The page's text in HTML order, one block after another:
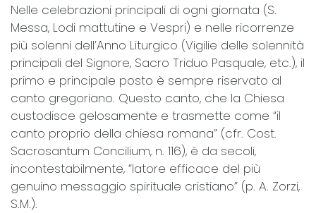
Nelle celebrazioni principali di ogni giornata (S.
Messa, Lodi mattutine e Vespri) e nelle ricorrenze
più solenni dell’Anno Liturgico (Vigilie delle solennità
principali del Signore, Sacro Triduo Pasquale, etc.), il
primo e principale posto è sempre riservato al
canto gregoriano. Questo canto, che la Chiesa
custodisce gelosamente e trasmette come “il
canto proprio della chiesa romana” (cfr. Cost.
Sacrosantum Concilium, n. 116), è da secoli,
incontestabilmente, “latore efficace del più
genuino messaggio spirituale cristiano” (p. A. Zorzi,
S.M.).